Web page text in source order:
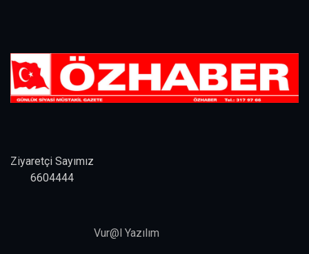
Ziyaretçi Sayımız
6604444
Vur@l Yazılım